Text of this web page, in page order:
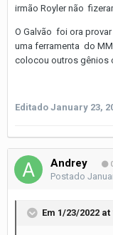
irmão Royler não
O Galvão foi ora
uma ferramenta do
colocou outros gênios
Editado January 23,
Andrey
Postado
Em 1/23/2022 at